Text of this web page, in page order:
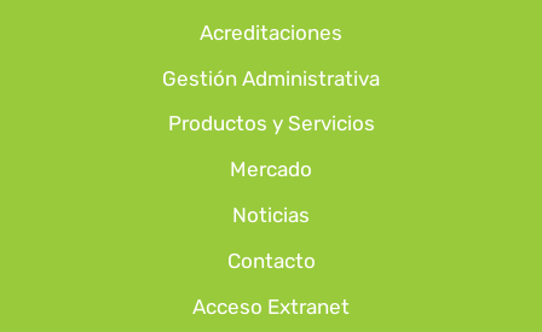
Acreditaciones
Gestión Administrativa
Productos y Servicios
Mercado
Noticias
Contacto
Acceso Extranet